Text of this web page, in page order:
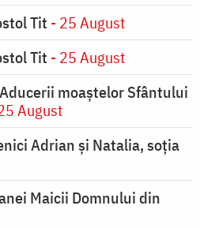
Tit - 25 August
Tit - 25 August
moaştelor Sfântului
August
Adrian şi Natalia, soţia
Maicii Domnului din